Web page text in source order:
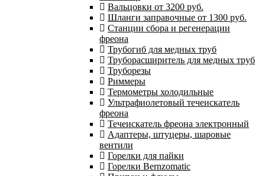
Вальцовки от 3200 руб.
Шланги заправочные от 1300 руб.
Станции сбора и регенерации
фреона
Трубогиб для медных труб
Труборасширитель для медных труб
Труборезы
Риммеры
Термометры холодильные
Ультрафиолетовый течеискатель
фреона
Течеискатель фреона электронный
Адаптеры, штуцеры, шаровые
вентили
Горелки для пайки
Горелки Bernzomatic